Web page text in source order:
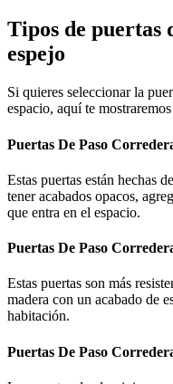
Tipos de puertas
espejo
Si quieres seleccionar la
espacio, aquí te
Puertas De Paso
Estas puertas están hechas
tener acabados opacos,
que entra en el espacio.
Puertas De Paso
Estas puertas son más
madera con un acabado de
habitación.
Puertas De Paso